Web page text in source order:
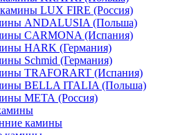
LUX FIRE (Россия)
ANDALUSIA (Польша)
CARMONA (Испания)
HARK (Германия)
Schmid (Германия)
TRAFORART (Испания)
BELLA ITALIA (Польша)
МЕТА (Россия)
камины